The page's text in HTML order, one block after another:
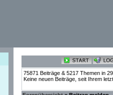
75871 Beiträge & 5217 Themen in
Keine neuen Beiträge, seit Ihrem